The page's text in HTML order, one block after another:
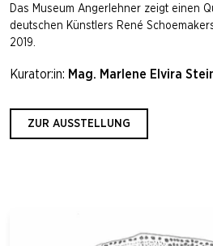
Das Museum Angerlehner zeigt einen
deutschen Künstlers René
2019.
Kurator:in: Mag. Marlene Elvira
ZUR AUSSTELLUNG